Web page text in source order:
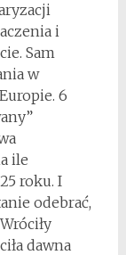
i
Sam
w
6
ile
roku. I
odebrać,
dawna